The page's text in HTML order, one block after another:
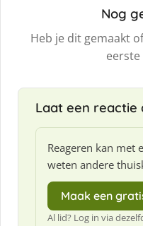
Nog
Heb je dit gemaakt
Laat een reactie
Reageren kan met
weten andere
Maak een
Al lid? Log in via